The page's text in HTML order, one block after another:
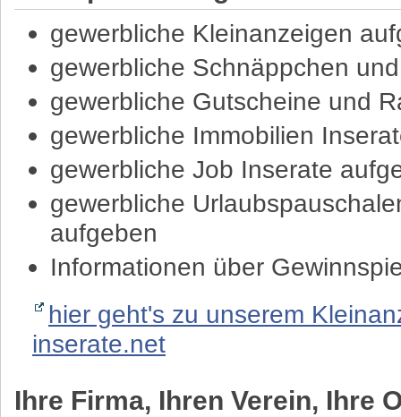
gewerbliche Kleinanzeigen
gewerbliche Schnäppchen
gewerbliche Gutscheine und
gewerbliche Immobilien
gewerbliche Job Inserate
gewerbliche
aufgeben
Informationen über
hier geht's zu unserem
inserate.net
Ihre Firma, Ihren Verein, Ihre